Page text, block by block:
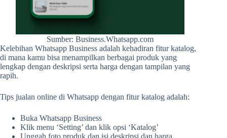
Sumber: Business.Whatsapp.com
Kelebihan Whatsapp Business adalah kehadiran fitur katalog,
di mana kamu bisa menampilkan berbagai produk yang
lengkap dengan deskripsi serta harga dengan tampilan yang
rapih.
Tips jualan online di Whatsapp dengan fitur katalog adalah:
Buka Whatsapp Business
Klik menu ‘Setting’ dan klik opsi ‘Katalog’
Unggah foto produk dan isi deskripsi dan harga